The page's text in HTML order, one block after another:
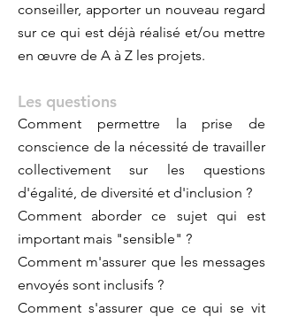
conseiller, apporter un nouveau regard
sur ce qui est déjà réalisé et/ou mettre
en œuvre de A à Z les projets.
Les questions
Comment permettre la prise de
conscience de la nécessité de travailler
collectivementsur les questions
d'égalité, de diversité et d'inclusion ?
Comment aborder ce sujet qui est
important mais "sensible" ?
Comment m'assurer que les messages
envoyés sont inclusifs ?
Comment s'assurer que ce qui se vit